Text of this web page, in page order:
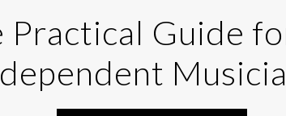
Practical Guide